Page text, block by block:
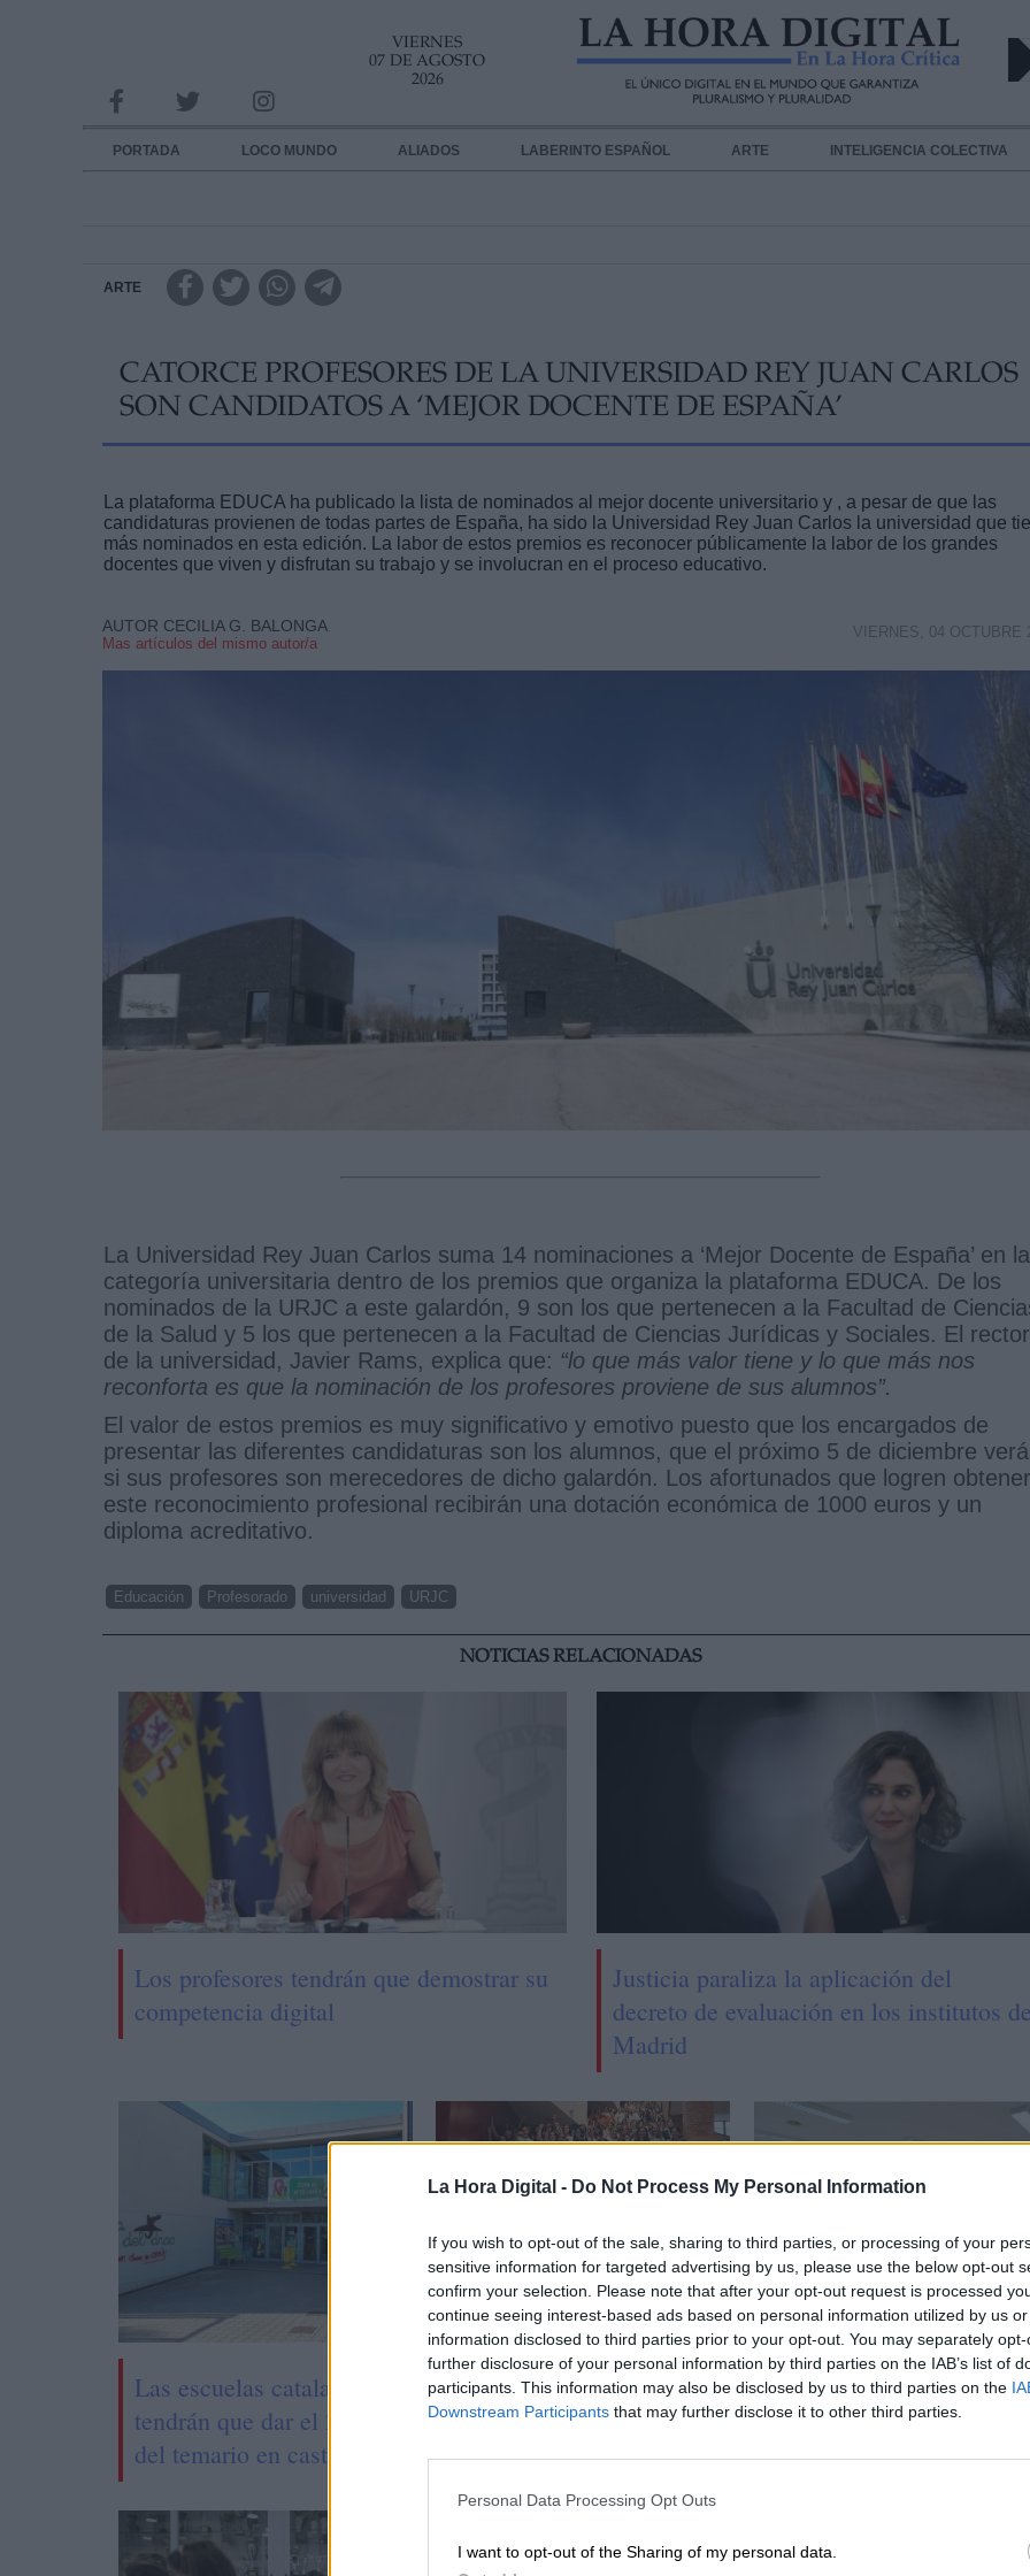
La Hora Digital - Do Not Process My Personal Information
If you wish to opt-out of the sale, sharing to third parties, or processing of your
sensitive information for targeted advertising by us, please use the below opt-out
confirm your selection. Please note that after your opt-out request is processed
continue seeing interest-based ads based on personal information utilized by us
information disclosed to third parties prior to your opt-out. You may separately
further disclosure of your personal information by third parties on the IAB’s list of
participants. This information may also be disclosed by us to third parties on the
Downstream Participants that may further disclose it to other third parties.
Personal Data Processing Opt Outs
I want to opt-out of the Sharing of my personal data.
VIERNES
07 DE AGOSTO
2026
PORTADA LOCO MUNDO ALIADOS LABERINTO ESPAÑOL ARTE INTELIGENCIA COLECTIVA
ARTE
CATORCE PROFESORES DE LA UNIVERSIDAD REY JUAN CARLOS
SON CANDIDATOS A ‘MEJOR DOCENTE DE ESPAÑA’
La plataforma EDUCA ha publicado la lista de nominados al mejor docente universitario y , a pesar de que las
candidaturas provienen de todas partes de España, ha sido la Universidad Rey Juan Carlos la universidad que
más nominados en esta edición. La labor de estos premios es reconocer públicamente la labor de los grandes
docentes que viven y disfrutan su trabajo y se involucran en el proceso educativo.
AUTOR CECILIA G. BALONGA
Mas artículos del mismo autor/a
VIERNES, 04 OCTUBRE
La Universidad Rey Juan Carlos suma 14 nominaciones a ‘Mejor Docente de España’ en la
categoría universitaria dentro de los premios que organiza la plataforma EDUCA. De los
nominados de la URJC a este galardón, 9 son los que pertenecen a la Facultad de
de la Salud y 5 los que pertenecen a la Facultad de Ciencias Jurídicas y Sociales. El rector
de la universidad, Javier Rams, explica que: “lo que más valor tiene y lo que más nos
reconforta es que la nominación de los profesores proviene de sus alumnos”.
El valor de estos premios es muy significativo y emotivo puesto que los encargados de
presentar las diferentes candidaturas son los alumnos, que el próximo 5 de diciembre
si sus profesores son merecedores de dicho galardón. Los afortunados que logren obtener
este reconocimiento profesional recibirán una dotación económica de 1000 euros y un
diploma acreditativo.
Educación Profesorado universidad URJC
NOTICIAS RELACIONADAS
Los profesores tendrán que demostrar su
competencia digital
Justicia paraliza la aplicación del
decreto de evaluación en los institutos
Madrid
Las escuelas catalanas no
tendrán que dar el 25%
del temario en castellano
Pilar Alegría anima a las
niñas a estudiar ciencia y
tecnología
Los estudiantes de La
Rioja serán los primeros
en hacer la EBAU
INFORMACION SOBRE LA PROTECCIÓN DE TUS DATOS
Responsable:
Destinatarios:
link
Información adicional
link